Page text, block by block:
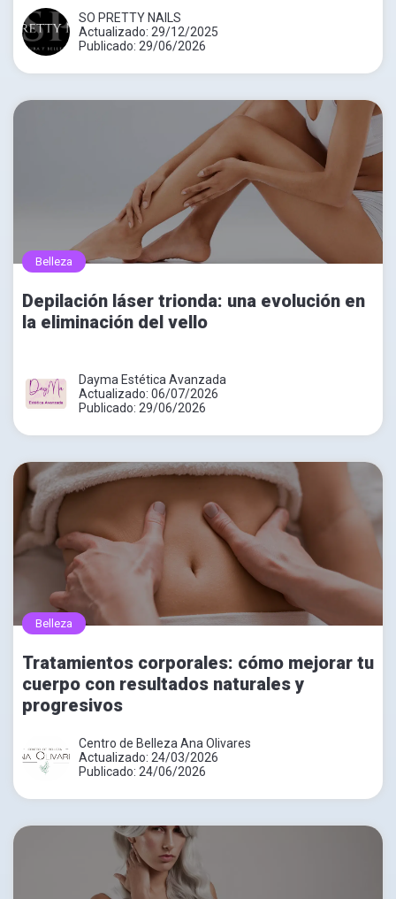
SO PRETTY NAILS
Actualizado: 29/12/2025
Publicado: 29/06/2026
Belleza
Depilación láser trionda: una evolución en
la eliminación del vello
Dayma Estética Avanzada
Actualizado: 06/07/2026
Publicado: 29/06/2026
Belleza
Tratamientos corporales: cómo mejorar tu
cuerpo con resultados naturales y
progresivos
Centro de Belleza Ana Olivares
Actualizado: 24/03/2026
Publicado: 24/06/2026